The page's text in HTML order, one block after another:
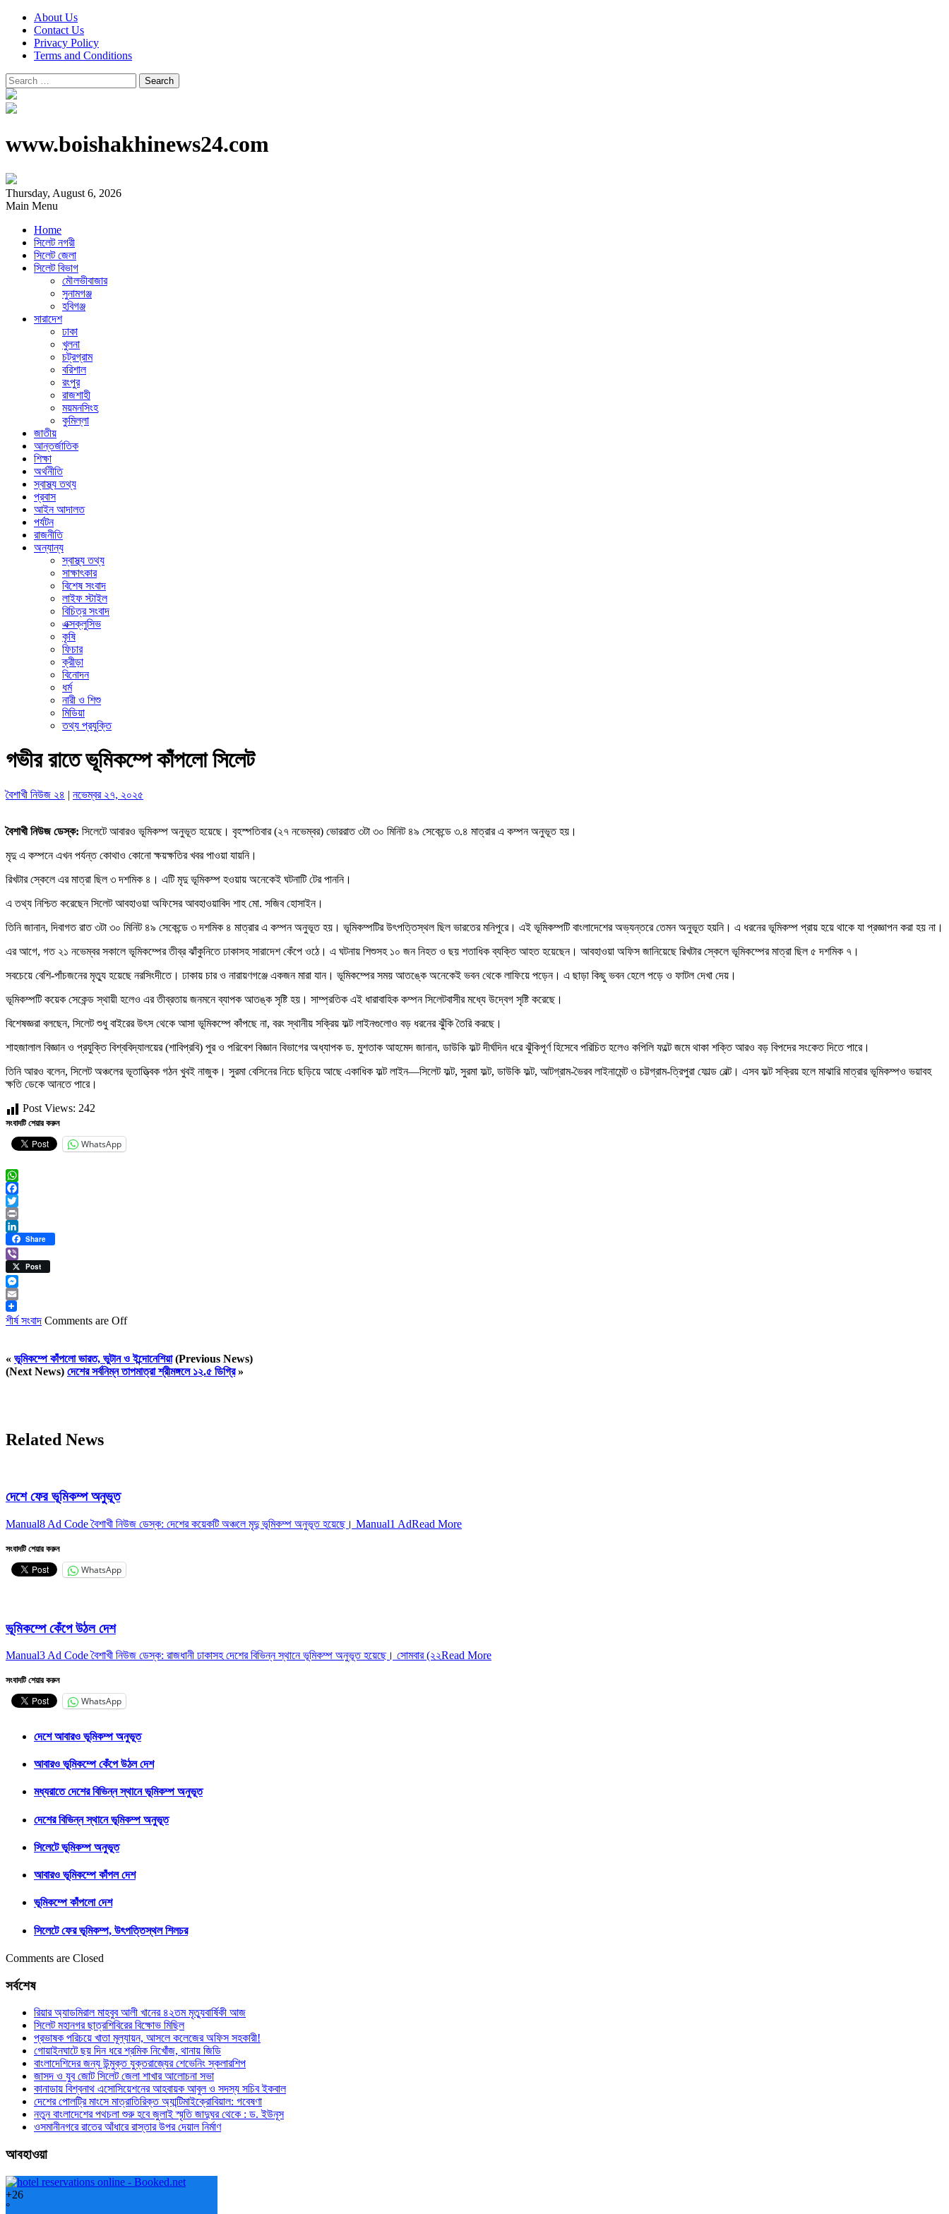
About Us
Contact Us
Privacy Policy
Terms and Conditions
Search
for:
www.boishakhinews24.com
Thursday, August 6, 2026
Main Menu
Home
সিলেট নগরী
সিলেট জেলা
সিলেট বিভাগ
মৌলভীবাজার
সুনামগঞ্জ
হবিগঞ্জ
সারাদেশ
ঢাকা
খুলনা
চট্রগ্রাম
বরিশাল
রংপুর
রাজশাহী
ময়মনসিংহ
কুমিল্লা
জাতীয়
আন্তর্জাতিক
শিক্ষা
অর্থনীতি
স্বাস্থ্য তথ্য
প্রবাস
আইন আদালত
পর্যটন
রাজনীতি
অন্যান্য
স্বাস্থ্য তথ্য
সাক্ষাৎকার
বিশেষ সংবাদ
লাইফ স্টাইল
বিচিত্র সংবাদ
এক্সক্লুসিভ
কৃষি
ফিচার
ক্রীড়া
বিনোদন
ধর্ম
নারী ও শিশু
মিডিয়া
তথ্য প্রযুক্তি
গভীর রাতে ভূমিকম্পে কাঁপলো সিলেট
বৈশাখী নিউজ ২৪ | নভেম্বর ২৭, ২০২৫
বৈশাখী নিউজ ডেস্ক: সিলেটে আবারও ভূমিকম্প অনুভূত হয়েছে। বৃহস্পতিবার (২৭ নভেম্বর) ভোররাত ৩টা ৩০ মিনিট ৪৯ সেকেন্ডে ৩.৪ মাত্রার এ কম্পন অনুভূত হয়।
মৃদু এ কম্পনে এখন পর্যন্ত কোথাও কোনো ক্ষয়ক্ষতির খবর পাওয়া যায়নি।
রিখটার স্কেলে এর মাত্রা ছিল ৩ দশমিক ৪। এটি মৃদু ভূমিকম্প হওয়ায় অনেকেই ঘটনাটি টের পাননি।
এ তথ্য নিশ্চিত করেছেন সিলেট আবহাওয়া অফিসের আবহাওয়াবিদ শাহ মো. সজিব হোসাইন।
তিনি জানান, দিবাগত রাত ৩টা ৩০ মিনিট ৪৯ সেকেন্ডে ৩ দশমিক ৪ মাত্রার এ কম্পন অনুভূত হয়। ভূমিকম্পটির উৎপত্তিস্থল ছিল ভারতের মনিপুরে। এই ভূমিকম্পটি বাংলাদেশের অভ্যন্তরে তেমন অনুভূত হয়নি। এ ধরনের ভূমিকম্প প্রায় হয়ে থাকে যা প্রজ্ঞাপন করা হয় না।
এর আগে, গত ২১ নভেম্বর সকালে ভূমিকম্পের তীব্র ঝাঁকুনিতে ঢাকাসহ সারাদেশ কেঁপে ওঠে। এ ঘটনায় শিশুসহ ১০ জন নিহত ও ছয় শতাধিক ব্যক্তি আহত হয়েছেন। আবহাওয়া অফিস জানিয়েছে রিখটার স্কেলে ভূমিকম্পের মাত্রা ছিল ৫ দশমিক ৭।
সবচেয়ে বেশি-পাঁচজনের মৃত্যু হয়েছে নরসিংদীতে। ঢাকায় চার ও নারায়ণগঞ্জে একজন মারা যান। ভূমিকম্পের সময় আতঙ্কে অনেকেই ভবন থেকে লাফিয়ে পড়েন। এ ছাড়া কিছু ভবন হেলে পড়ে ও ফাটল দেখা দেয়।
ভূমিকম্পটি কয়েক সেকেন্ড স্থায়ী হলেও এর তীব্রতায় জনমনে ব্যাপক আতঙ্ক সৃষ্টি হয়। সাম্প্রতিক এই ধারাবাহিক কম্পন সিলেটবাসীর মধ্যে উদ্বেগ সৃষ্টি করেছে।
বিশেষজ্ঞরা বলছেন, সিলেট শুধু বাইরের উৎস থেকে আসা ভূমিকম্পে কাঁপছে না, বরং স্থানীয় সক্রিয় ফল্ট লাইনগুলোও বড় ধরনের ঝুঁকি তৈরি করছে।
শাহজালাল বিজ্ঞান ও প্রযুক্তি বিশ্ববিদ্যালয়ের (শাবিপ্রবি) পুর ও পরিবেশ বিজ্ঞান বিভাগের অধ্যাপক ড. মুশতাক আহমেদ জানান, ডাউকি ফল্ট দীর্ঘদিন ধরে ঝুঁকিপূর্ণ হিসেবে পরিচিত হলেও কপিলি ফল্টে জমে থাকা শক্তি আরও বড় বিপদের সংকেত দিতে পারে।
তিনি আরও বলেন, সিলেট অঞ্চলের ভূতাত্ত্বিক গঠন খুবই নাজুক। সুরমা বেসিনের নিচে ছড়িয়ে আছে একাধিক ফল্ট লাইন—সিলেট ফল্ট, সুরমা ফল্ট, ডাউকি ফল্ট, আটগ্রাম-ভৈরব লাইনামেন্ট ও চট্টগ্রাম-ত্রিপুরা ফোল্ড বেল্ট। এসব ফল্ট সক্রিয় হলে মাঝারি মাত্রার ভূমিকম্পও ভয়াবহ
ক্ষতি ডেকে আনতে পারে।
Post Views: 242
সংবাদটি শেয়ার করুন
WhatsApp
WhatsApp
Facebook
Twitter
Print
LinkedIn
Share
ViberPost
Messenger
Email
শীর্ষ সংবাদ Comments are Off
« ভূমিকম্পে কাঁপলো ভারত, ভুটান ও ইন্দোনেশিয়া(Previous News)
(Next News) দেশের সর্বনিম্ন তাপমাত্রা শ্রীমঙ্গলে ১২.৫ ডিগ্রি»
Related News
দেশে ফের ভূমিকম্প অনুভূত
Manual8 Ad Code বৈশাখী নিউজ ডেস্ক: দেশের কয়েকটি অঞ্চলে মৃদু ভূমিকম্প অনুভূত হয়েছে। Manual1 AdRead More
সংবাদটি শেয়ার করুন
WhatsApp
ভূমিকম্পে কেঁপে উঠল দেশ
Manual3 Ad Code বৈশাখী নিউজ ডেস্ক: রাজধানী ঢাকাসহ দেশের বিভিন্ন স্থানে ভূমিকম্প অনুভূত হয়েছে। সোমবার (২২Read More
সংবাদটি শেয়ার করুন
WhatsApp
দেশে আবারও ভূমিকম্প অনুভূত
আবারও ভূমিকম্পে কেঁপে উঠল দেশ
মধ্যরাতে দেশের বিভিন্ন স্থানে ভূমিকম্প অনুভূত
দেশের বিভিন্ন স্থানে ভূমিকম্প অনুভূত
সিলেটে ভূমিকম্প অনুভূত
আবারও ভূমিকম্পে কাঁপল দেশ
ভূমিকম্পে কাঁপলো দেশ
সিলেটে ফের ভূমিকম্প, উৎপত্তিস্থল শিলচর
Comments are Closed
সর্বশেষ
রিয়ার অ্যাডমিরাল মাহবুব আলী খানের ৪২তম মৃত্যুবার্ষিকী আজ
সিলেট মহানগর ছাত্রশিবিরের বিক্ষোভ মিছিল
প্রভাষক পরিচয়ে খাতা মূল্যায়ন, আসলে কলেজের অফিস সহকারী!
গোয়াইনঘাটে ছয় দিন ধরে শ্রমিক নিখোঁজ, থানায় জিডি
বাংলাদেশিদের জন্য উন্মুক্ত যুক্তরাজ্যের শেভেনিং স্কলারশিপ
জাসদ ও যুব জোট সিলেট জেলা শাখার আলোচনা সভা
কানাডায় বিশ্বনাথ এসোসিয়েশনের আহবায়ক আবুল ও সদস্য সচিব ইকবাল
দেশের পোলট্রি মাংসে মাত্রাতিরিক্ত অ্যান্টিমাইক্রোবিয়াল: গবেষণা
নতুন বাংলাদেশের পথচলা শুরু হবে জুলাই স্মৃতি জাদুঘর থেকে : ড. ইউনূস
ওসমানীনগরে রাতের আঁধারে রাস্তার উপর দেয়াল নির্মাণ
আবহাওয়া
+26
°